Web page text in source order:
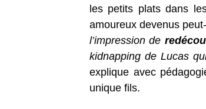
les petits plats dans
amoureux devenus
l’impression de
kidnapping de Lucas
explique avec
unique fils.